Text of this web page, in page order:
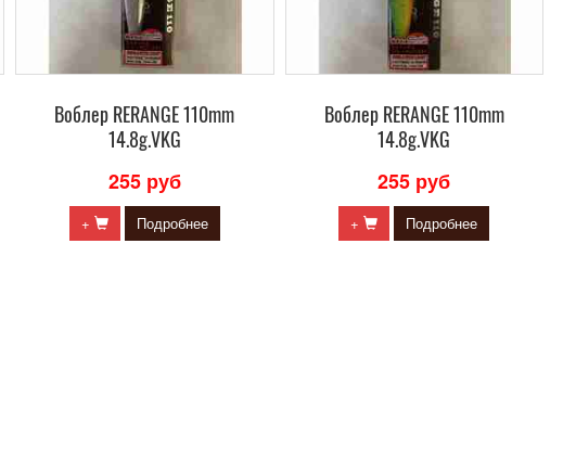
Воблер RERANGE 110mm
14.8g.VKG
255 руб
+ Подробнее
Воблер RERANGE 110mm
14.8g.VKG
255 руб
+ Подробнее